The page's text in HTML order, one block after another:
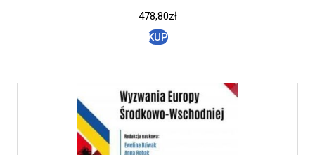
478,80zł
KUP